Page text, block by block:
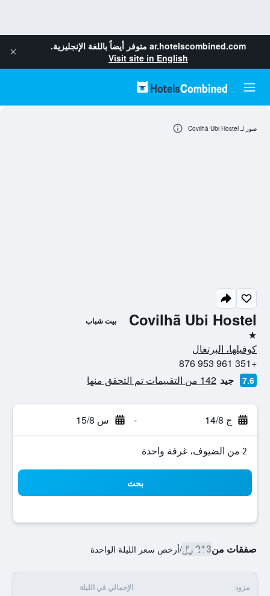
ar.hotelscombined.com متوفر أيضاً باللغة الإنجليزية.
Visit site in English
Covilhã Ubi Hostel بيت شباب
نجمة واحدة
كوفيلها، البرتغال
+351 961 953 876
7.6 جيد 142 من التقييمات تم التحقق منها
ج 14/8 - س 15/8
2 من الضيوف، غرفة واحدة
بحث
صفقات من213 ﷼ /أرخص سعر الليلة الواحدة
مزود الإجمالي في الليلة
صور لـ Covilhã Ubi Hostel